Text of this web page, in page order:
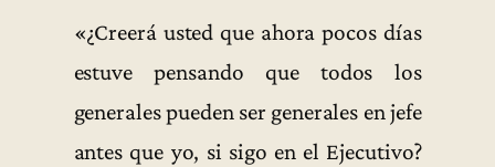
«¿Creerá usted que ahora pocos días
estuve pensando que todos los
generales pueden ser generales en jefe
antes que yo, si sigo en el Ejecutivo?